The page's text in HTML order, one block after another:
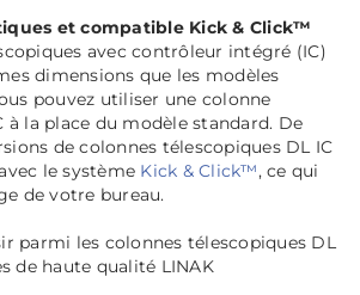
et compatible Kick & Click™
avec contrôleur intégré (IC)
dimensions que les modèles
pouvez utiliser une colonne
à la place du modèle standard. De
de colonnes télescopiques DL IC
le système Kick & Click™, ce qui
de votre bureau.
parmi les colonnes télescopiques DL
de haute qualité LINAK